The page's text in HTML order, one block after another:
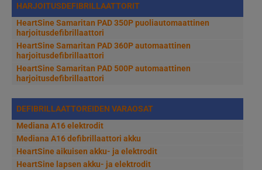
HARJOITUSDEFIBRILLAATTORIT
HeartSine Samaritan PAD 350P puoliautomaattinen
harjoitusdefibrillaattori
HeartSine Samaritan PAD 360P automaattinen
harjoitusdefibrillaattori
HeartSine Samaritan PAD 500P automaattinen
harjoitusdefibrillaattori
DEFIBRILLAATTOREIDEN VARAOSAT
Mediana A16 elektrodit
Mediana A16 defibrillaattori akku
HeartSine aikuisen akku- ja elektrodit
HeartSine lapsen akku- ja elektrodit